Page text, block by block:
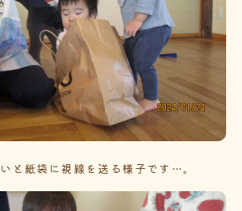
と紙袋に視線を送る様子です…。